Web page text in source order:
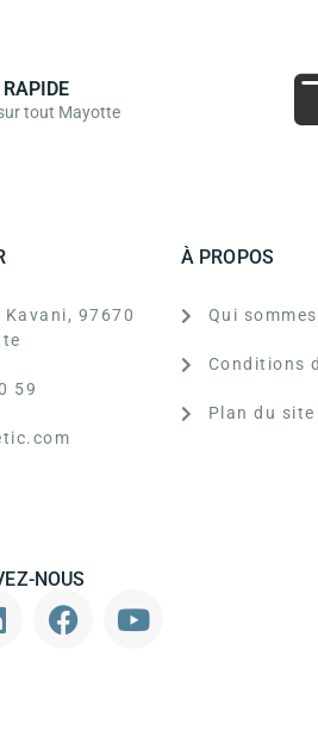
tout Mayotte
Kavani, 97670
59
À PROPOS
Qui
Conditions
Plan du site
NOUS